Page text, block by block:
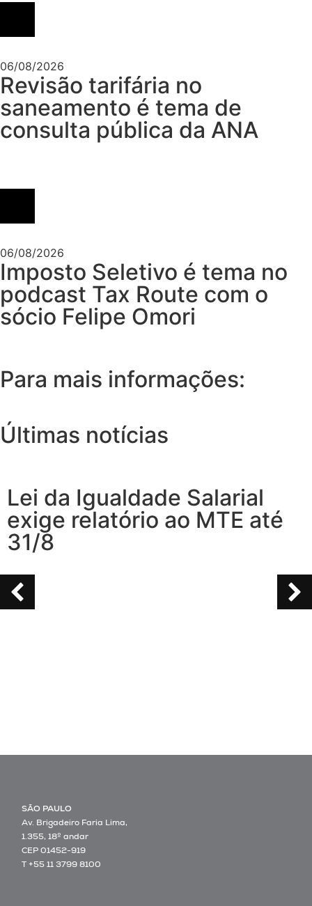
06/08/2026
Revisão tarifária no
saneamento é tema de
consulta pública da ANA
06/08/2026
Imposto Seletivo é tema no
podcast Tax Route com o
sócio Felipe Omori
Para mais informações:
Últimas notícias
Lei da Igualdade Salarial
exige relatório ao MTE até
31/8
SÃO PAULO
Av. Brigadeiro Faria Lima,
1.355, 18º andar
CEP 01452-919
T +55 11 3799 8100